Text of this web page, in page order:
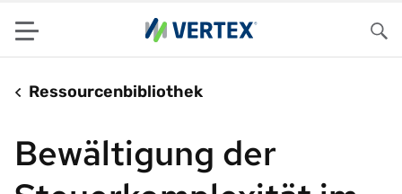
Menu
Ressourcenbibliothek
Bewältigung der